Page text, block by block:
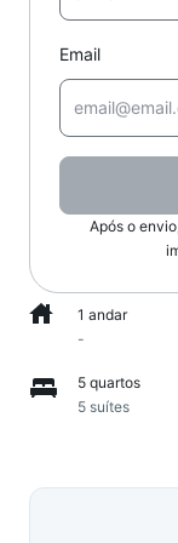
Email
Após o
1 andar
-
5 quartos
5 suítes